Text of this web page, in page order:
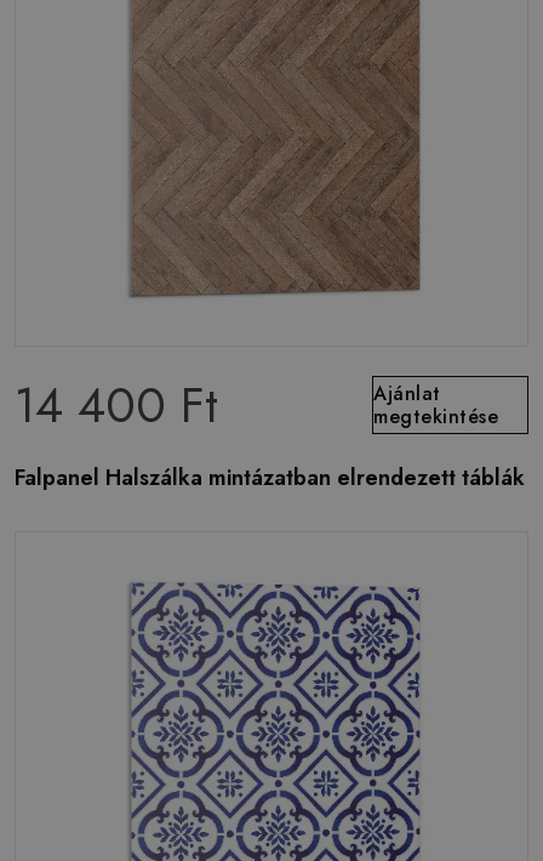
14 400 Ft
Ajánlat
megtekintése
Falpanel Halszálka mintázatban elrendezett táblák